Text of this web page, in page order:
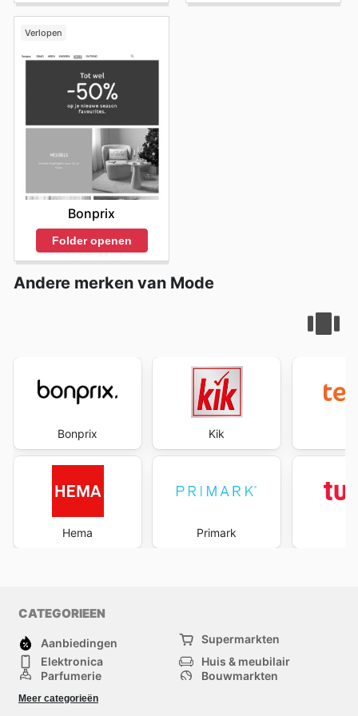
Verlopen
Bonprix
Folder openen
Andere merken van Mode
Bonprix
Hema
Kik
Primark
CATEGORIEEN
Aanbiedingen
Supermarkten
Elektronica
Huis & meubilair
Parfumerie
Bouwmarkten
Kinderen
Meer categorieën